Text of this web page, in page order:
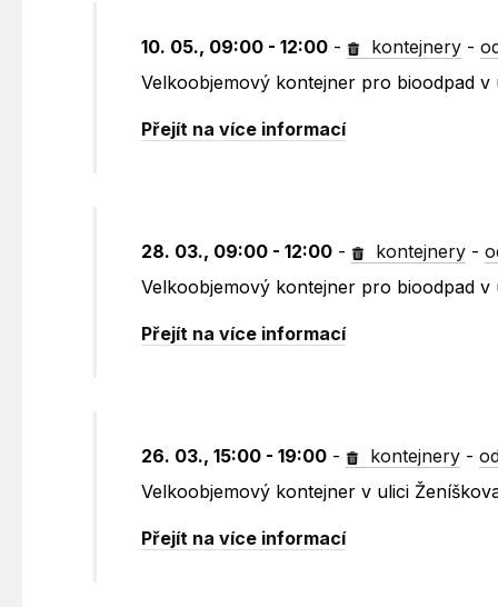
10. 05., 09:00 - 12:00 - kontejnery -
Velkoobjemový kontejner pro bioodpad
Přejít na více informací
28. 03., 09:00 - 12:00 - kontejnery -
Velkoobjemový kontejner pro bioodpad
Přejít na více informací
26. 03., 15:00 - 19:00 - kontejnery -
Velkoobjemový kontejner v ulici
Přejít na více informací